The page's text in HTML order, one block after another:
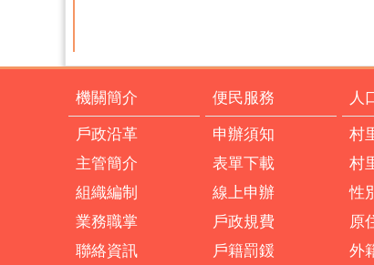
機關簡介
戶政沿革
主管簡介
組織編制
業務職掌
聯絡資訊
便民服務
申辦須知
表單下載
線上申辦
戶政規費
戶籍罰鍰
人
村
村
性
原
外